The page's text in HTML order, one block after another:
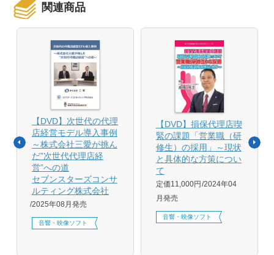
関連商品
【DVD】次世代の代理
店経営モデル導入事例
～株式会社三愛が挑ん
だ”次世代代理店経
営”への道
セブンスターズコンサ
ルティング株式会社
2025年08月発売
音響・映像ソフト
【DVD】損保代理店喫
緊の課題「営業職（研
修生）の採用」～現状
と具体的な方策につい
て
定価11,000円 2024年04
月発売
音響・映像ソフト